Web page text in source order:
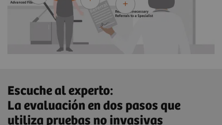
Escuche al experto:
La evaluación en dos pasos que
utiliza pruebas no invasivas